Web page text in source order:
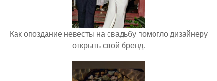
Как опоздание невесты на свадьбу помогло дизайнеру
открыть свой бренд.